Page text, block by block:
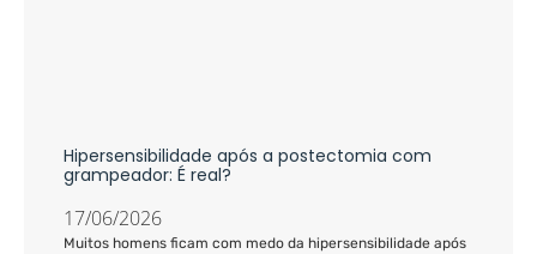
Hipersensibilidade após a postectomia com
grampeador: É real?
17/06/2026
Muitos homens ficam com medo da hipersensibilidade após